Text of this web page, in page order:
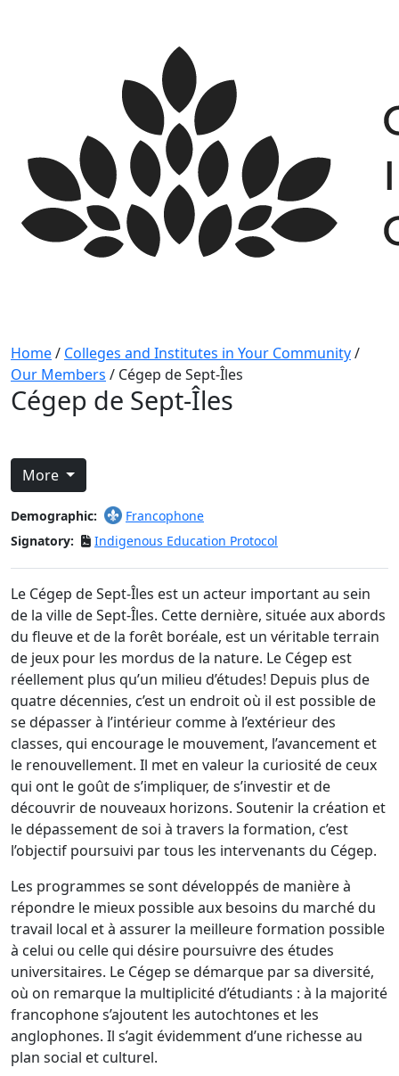
Home/ Colleges and Institutes in Your Community/
Our Members / Cégep de Sept-Îles
Cégep de Sept-Îles
More
Demographic:
Francophone
Signatory:
Indigenous Education Protocol
Le Cégep de Sept-Îles est un acteur important au sein
de la ville de Sept-Îles. Cette dernière, située aux abords
du fleuve et de la forêt boréale, est un véritable terrain
de jeux pour les mordus de la nature. Le Cégep est
réellement plus qu’un milieu d’études! Depuis plus de
quatre décennies, c’est un endroit où il est possible de
se dépasser à l’intérieur comme à l’extérieur des
classes, qui encourage le mouvement, l’avancement et
le renouvellement. Il met en valeur la curiosité de ceux
qui ont le goût de s’impliquer, de s’investir et de
découvrir de nouveaux horizons. Soutenir la création et
le dépassement de soi à travers la formation, c’est
l’objectif poursuivi par tous les intervenants du Cégep.
Les programmes se sont développés de manière à
répondre le mieux possible aux besoins du marché du
travail local et à assurer la meilleure formation possible
à celui ou celle qui désire poursuivre des études
universitaires. Le Cégep se démarque par sa diversité,
où on remarque la multiplicité d’étudiants : à la majorité
francophone s’ajoutent les autochtones et les
anglophones. Il s’agit évidemment d’une richesse au
plan social et culturel.